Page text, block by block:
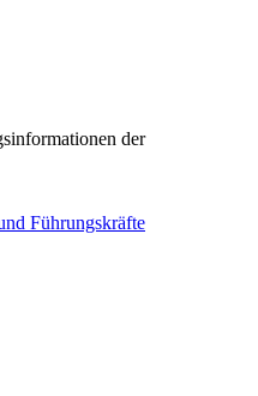
der
Führungskräfte